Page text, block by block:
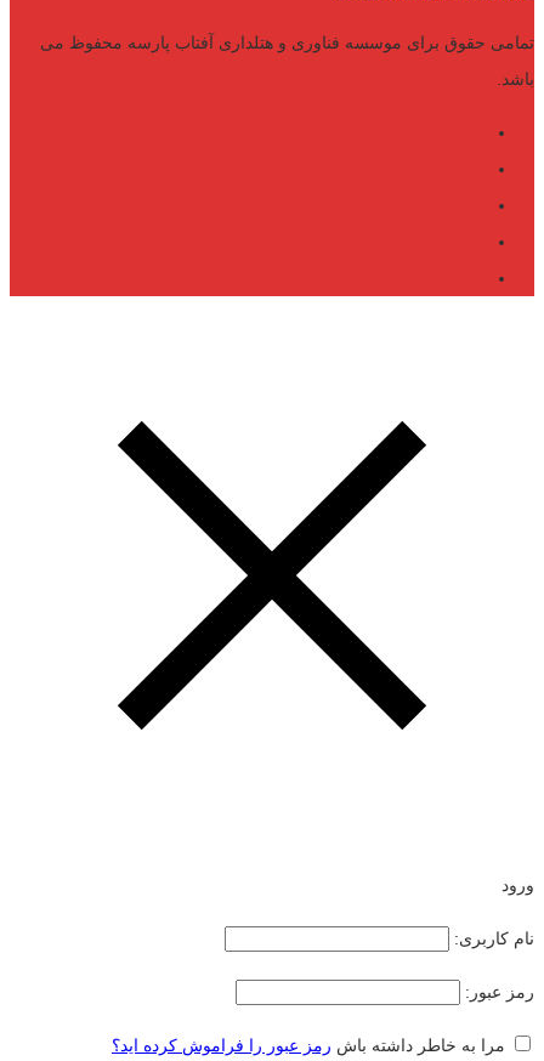
تمامی حقوق برای موسسه فناوری و هتلداری آفتاب پارسه محفوظ می
باشد.
ورود
نام کاربری:
رمز عبور:
مرا به خاطر داشته باش رمز عبور را فراموش کرده اید؟